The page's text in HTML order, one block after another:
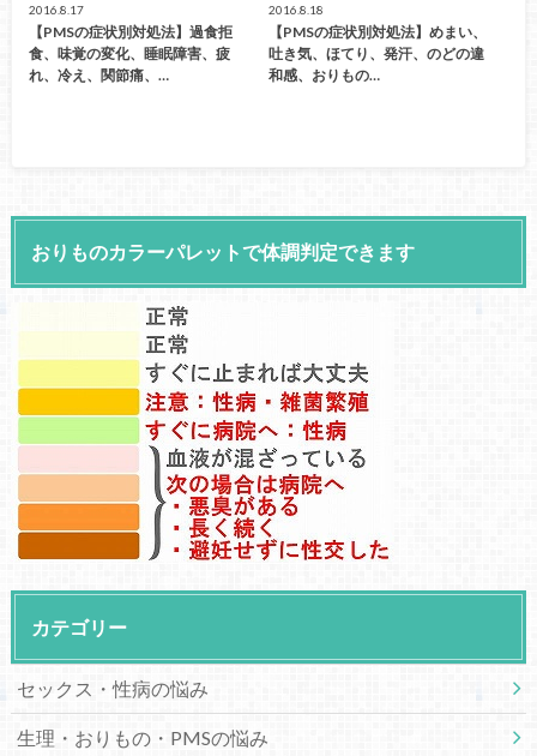
2016.8.17
【PMSの症状別対処法】過食拒
食、味覚の変化、睡眠障害、疲
れ、冷え、関節痛、…
2016.8.18
【PMSの症状別対処法】めまい、
吐き気、ほてり、発汗、のどの違
和感、おりもの…
おりものカラーパレットで体調判定できます
カテゴリー
セックス・性病の悩み
生理・おりもの・PMSの悩み